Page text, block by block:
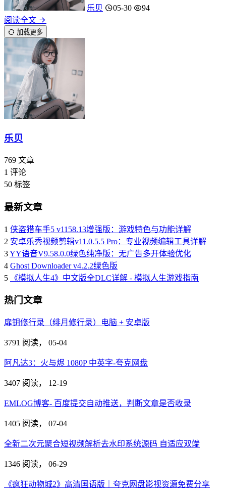
乐贝 05-30
94
阅读全文
加载更多
乐贝
769 文章
1 评论
50 标签
最新文章
1 侠盗猎车手5 v1158.13增强版：游戏特色与功能详解
2 安卓乐秀视频剪辑v11.0.5.5 Pro：专业视频编辑工具详解
3YY语音V9.58.0.0绿色纯净版：无广告多开体验优化
4 Ghost Downloader v4.2.2绿色版
5
《模拟人生4》中文版全DLC详解 - 模拟人生游戏指南
热门文章
扉钥修行录（绯月修行录）电脑 + 安卓版
3791 阅读， 05-04
阿凡达3：火与烬 1080P 中英字-夸克网盘
3407 阅读， 12-19
EMLOG博客- 百度提交自动推送，判断文章是否收录
1405 阅读， 07-04
全新二次元聚合短视频解析去水印系统源码 自适应双端
1346 阅读， 06-29
《疯狂动物城2》高清国语版｜夸克网盘影视资源免费分享